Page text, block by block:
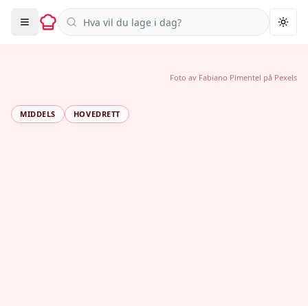
Søk i oppskrifter
MIDDELS HOVEDRETT
Foto av Fabiano Pimentel på Pexels